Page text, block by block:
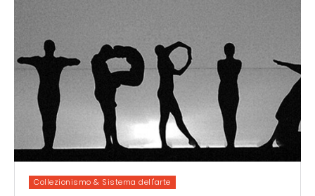
Collezionismo & Sistema dell'arte